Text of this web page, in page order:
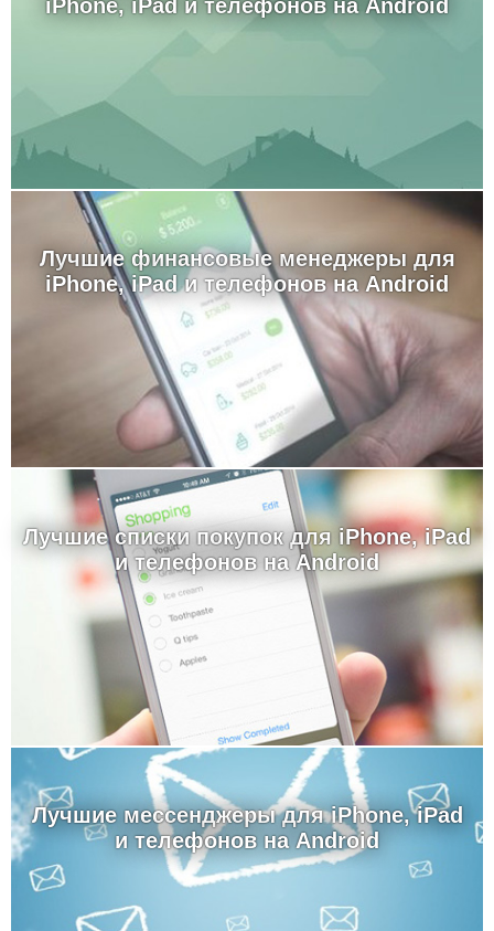
iPhone, iPad и телефонов на Android
Лучшие финансовые менеджеры для
iPhone, iPad и телефонов на Android
Лучшие cписки покупок для iPhone, iPad
и телефонов на Android
Лучшие мессенджеры для iPhone, iPad
и телефонов на Android